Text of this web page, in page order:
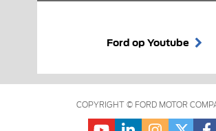
Ford op Youtube
COPYRIGHT © FORD MOTOR